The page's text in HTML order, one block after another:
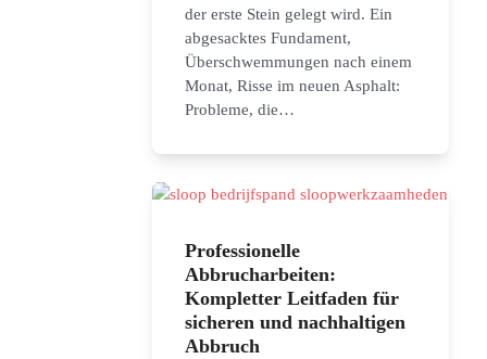
der erste Stein gelegt wird. Ein
abgesacktes Fundament,
Überschwemmungen nach einem
Monat, Risse im neuen Asphalt:
Probleme, die…
Professionelle
Abbrucharbeiten:
Kompletter Leitfaden für
sicheren und nachhaltigen
Abbruch